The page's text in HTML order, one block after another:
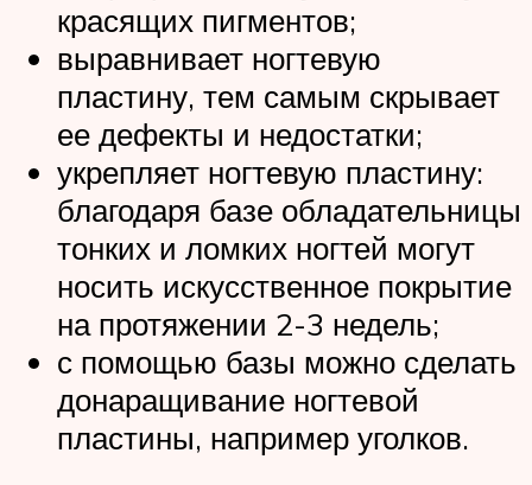
красящих пигментов;
выравнивает ногтевую
пластину, тем самым скрывает
ее дефекты и недостатки;
укрепляет ногтевую пластину:
благодаря базе обладательницы
тонких и ломких ногтей могут
носить искусственное покрытие
на протяжении 2-3 недель;
с помощью базы можно сделать
донаращивание ногтевой
пластины, например уголков.